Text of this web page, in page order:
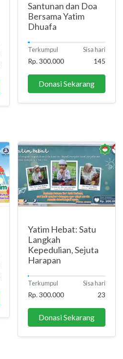
Santunan dan Doa
Bersama Yatim
Dhuafa
Terkumpul
Rp. 300.000
Sisa hari
145
Donasi Sekarang
Yatim Hebat: Satu
Langkah
Kepedulian, Sejuta
Harapan
Terkumpul
Rp. 300.000
Sisa hari
23
Donasi Sekarang